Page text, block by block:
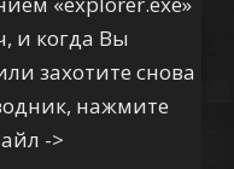
и когда Вы
захотите снова
нажмите
->